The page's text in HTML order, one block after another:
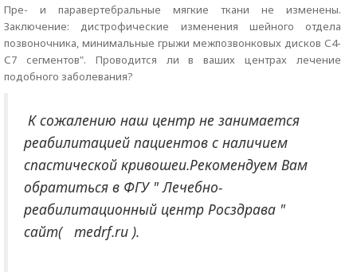
Пре- и паравертебральные мягкие ткани не изменены.
Заключение: дистрофические изменения шейного отдела
позвоночника, минимальные грыжи межпозвонковых дисков С4-
С7 сегментов". Проводится ли в ваших центрах лечение
подобного заболевания?
К сожалению наш центр не занимается
реабилитацией пациентов с наличием
спастической кривошеи.Рекомендуем Вам
обратиться в ФГУ " Лечебно-
реабилитационный центр Росздрава "
сайт( medrf.ru ).